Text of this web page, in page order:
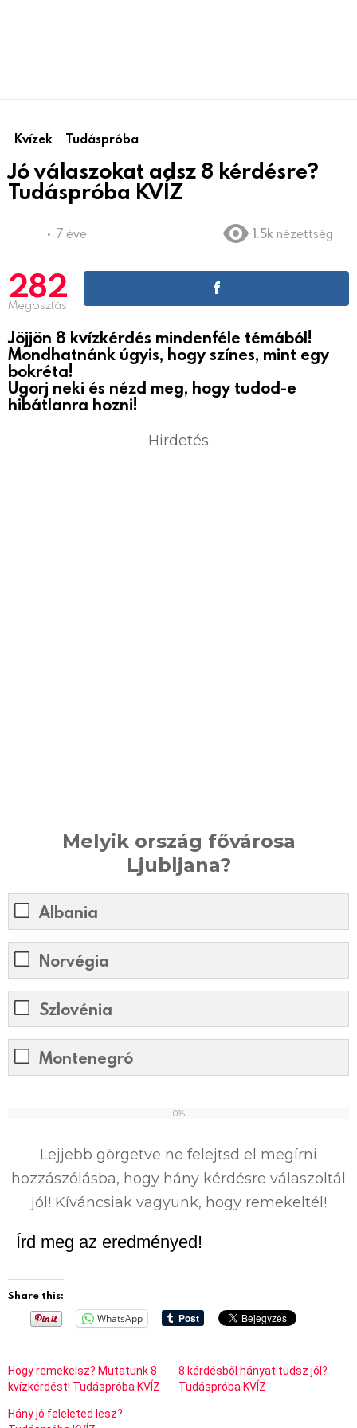
Kvízek Tudáspróba
Jó válaszokat adsz 8 kérdésre?
Tudáspróba KVÍZ
7 éve 1.5k nézettség
282
Megosztás
Jöjjön 8 kvízkérdés mindenféle témából!
Mondhatnánk úgyis, hogy színes, mint egy
bokréta!
Ugorj neki és nézd meg, hogy tudod-e
hibátlanra hozni!
Hirdetés
Melyik ország fővárosa
Ljubljana?
Albania
Norvégia
Szlovénia
Montenegró
0%
Lejjebb görgetve ne felejtsd el megírni
hozzászólásba, hogy hány kérdésre válaszoltál
jól! Kíváncsiak vagyunk, hogy remekeltél!
Írd meg az eredményed!
Share this:
WhatsApp
Hogy remekelsz? Mutatunk 8
kvízkérdést! Tudáspróba KVÍZ
8 kérdésből hányat tudsz jól?
Tudáspróba KVÍZ
Hány jó feleleted lesz?